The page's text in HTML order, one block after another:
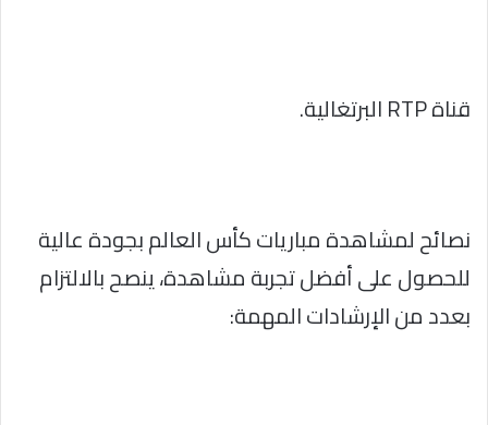
قناة RTP البرتغالية.
نصائح لمشاهدة مباريات كأس العالم بجودة عالية
للحصول على أفضل تجربة مشاهدة، ينصح بالالتزام
بعدد من الإرشادات المهمة: